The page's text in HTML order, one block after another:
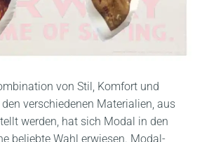
von Stil, Komfort und
verschiedenen Materialien, aus
werden, hat sich Modal in den
beliebte Wahl erwiesen. Modal-